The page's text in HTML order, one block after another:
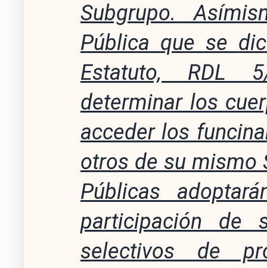
Subgrupo.
Pública que se
Estatuto, RDL
determinar los
acceder los
otros de su mismo
Públicas
participación de
selectivos de